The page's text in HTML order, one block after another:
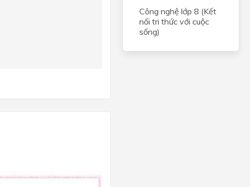
Công nghệ lớp 8 (Kết
nối tri thức với cuộc
sống)